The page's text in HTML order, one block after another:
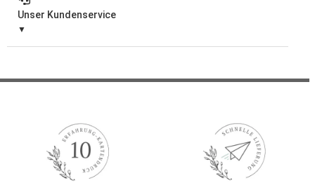
Unser Kundenservice